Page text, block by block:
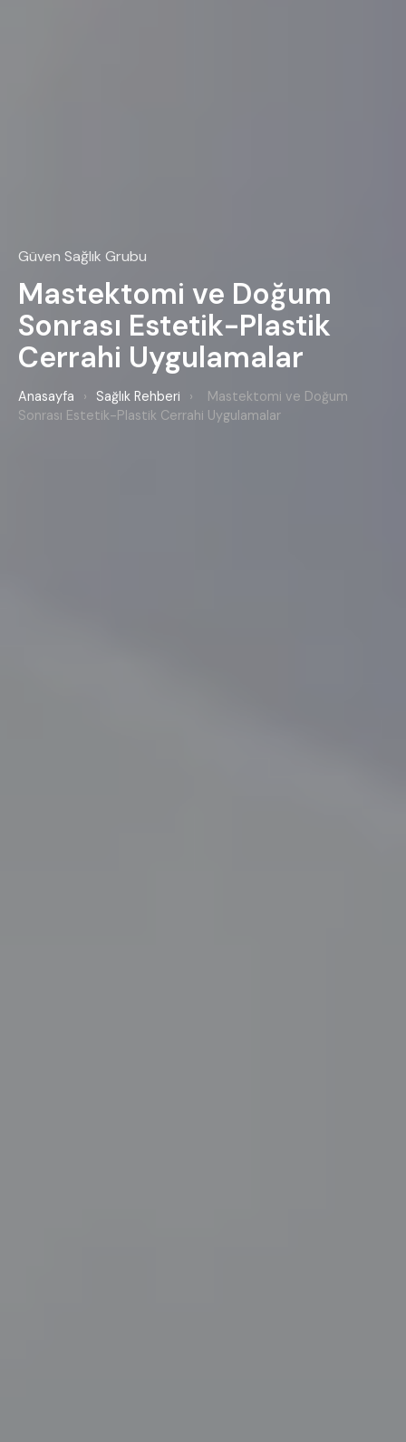
Güven Sağlık Grubu
Mastektomi ve Doğum
Sonrası Estetik-Plastik
Cerrahi Uygulamalar
Anasayfa › Sağlık Rehberi ›
Mastektomi ve Doğum
Sonrası Estetik-Plastik Cerrahi Uygulamalar